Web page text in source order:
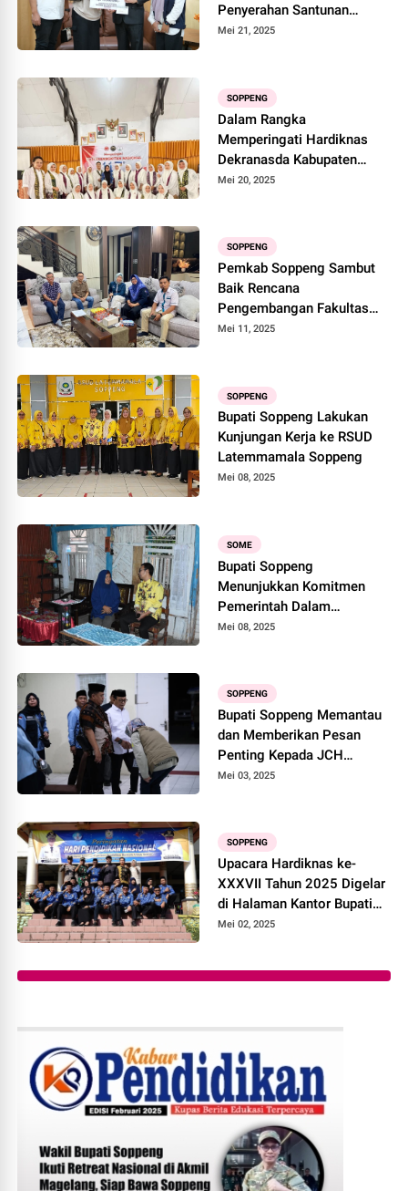
Penyerahan Santunan
Kepada Ahli Waris Korban
Mei 21, 2025
SOPPENG
Dalam Rangka
Memperingati Hardiknas
Dekranasda Kabupaten
Soppeng Gelar Kegiatan
Mei 20, 2025
SOPPENG
Pemkab Soppeng Sambut
Baik Rencana
Pengembangan Fakultas
Vokasi Unhas di Ompo
Mei 11, 2025
SOPPENG
Bupati Soppeng Lakukan
Kunjungan Kerja ke RSUD
Latemmamala Soppeng
Mei 08, 2025
SOME
Bupati Soppeng
Menunjukkan Komitmen
Pemerintah Dalam
Meningkatkan
Mei 08, 2025
SOPPENG
Bupati Soppeng Memantau
dan Memberikan Pesan
Penting Kepada JCH
Kabupaten Soppeng
Mei 03, 2025
SOPPENG
Upacara Hardiknas ke-
XXXVII Tahun 2025 Digelar
di Halaman Kantor Bupati
Soppeng
Mei 02, 2025